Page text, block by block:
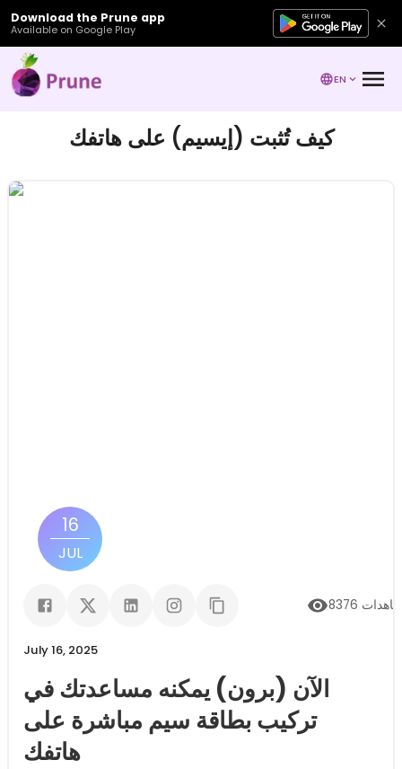
Download the Prune app
Available on Google Play
EN
كيف تُثبت (إيسيم) على هاتفك
16
JUL
8376
July 16, 2025
الآن (برون) يمكنه مساعدتك في
تركيب بطاقة سيم مباشرة على
هاتفك